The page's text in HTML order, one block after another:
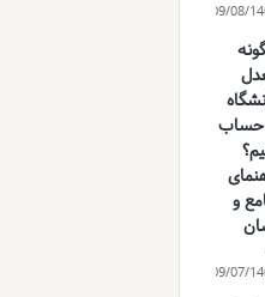
09/08/
حساب
و
09/07/